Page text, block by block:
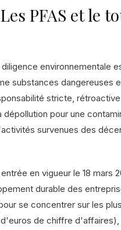
PFAS et le
environnementale
substances dangereuses
stricte,
pour une
survenues des
en vigueur le 18 mars
durable des
se concentrer sur les
de chiffre d'affaires),